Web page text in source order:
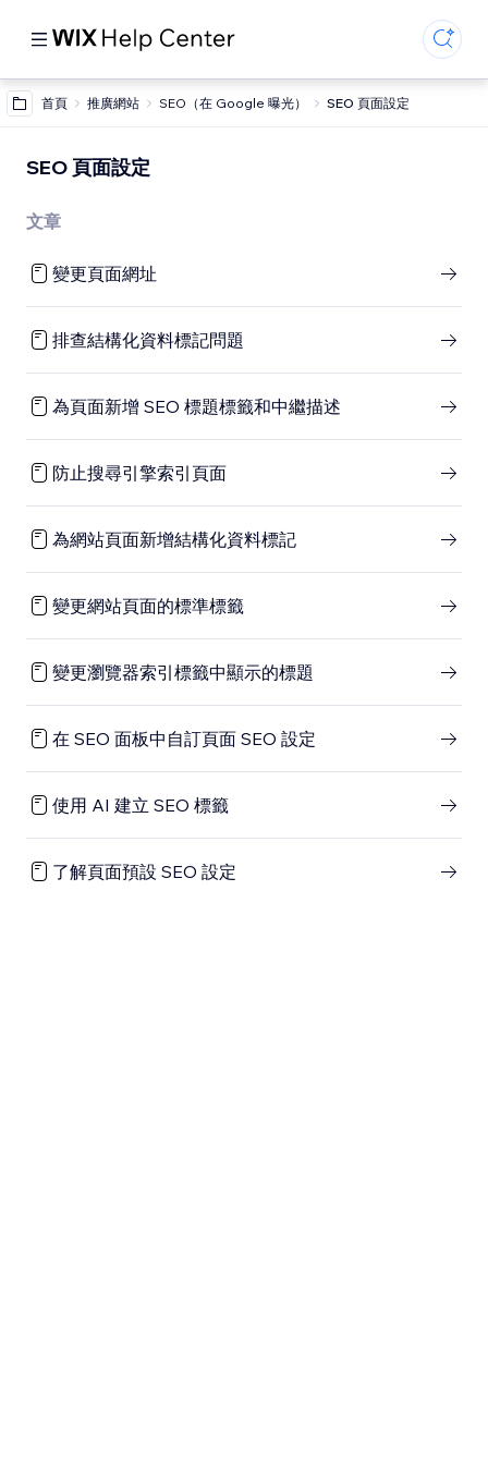
首頁 推廣網站 SEO（在 Google 曝光） SEO 頁面設定
SEO 頁面設定
文章
變更頁面網址
排查結構化資料標記問題
為頁面新增 SEO 標題標籤和中繼描述
防止搜尋引擎索引頁面
為網站頁面新增結構化資料標記
變更網站頁面的標準標籤
變更瀏覽器索引標籤中顯示的標題
在 SEO 面板中自訂頁面 SEO 設定
使用 AI 建立 SEO 標籤
了解頁面預設 SEO 設定